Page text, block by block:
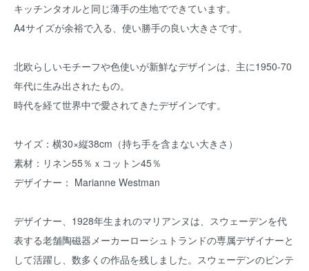
キッチンタオルと同じ薄手の生地でできています。
A4サイズが余裕で入る、使い勝手の良い大きさです。
北欧らしいモチーフや色使いが新鮮なデザインは、主に1950-70
年代に生み出されたもの。
時代を経て世界中で愛されてきたデザインです。
サイズ：横30×縦38cm（持ち手を含まない大きさ）
素材：リネン55％ｘコットン45％
デザイナー： Marianne Westman
デザイナー、1928年生まれのマリアンヌは、スウェーデンを代
表する老舗陶磁器メーカーローシュトランドの専属デザイナーと
して活躍し、数多くの作品を残しました。スウェーデンのビンテ